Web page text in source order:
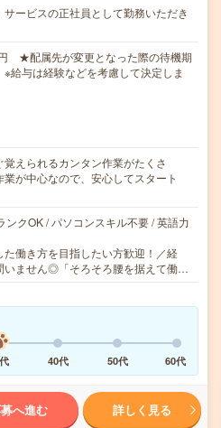
ービスの正社員として勤務いただき
★配属先が変更となった際の待機期
給与は経験などを考慮して決定しま
覚えられるカンタン作業がたくさ
業が中心なので、安心してスタート
ンクOK / パソコンスキル不要 / 英語力
た働き方を目指したい方歓迎！／経
いません◎「そろそろ腰を据えて働…
40代 50代 60代
へ進む 詳しく見る